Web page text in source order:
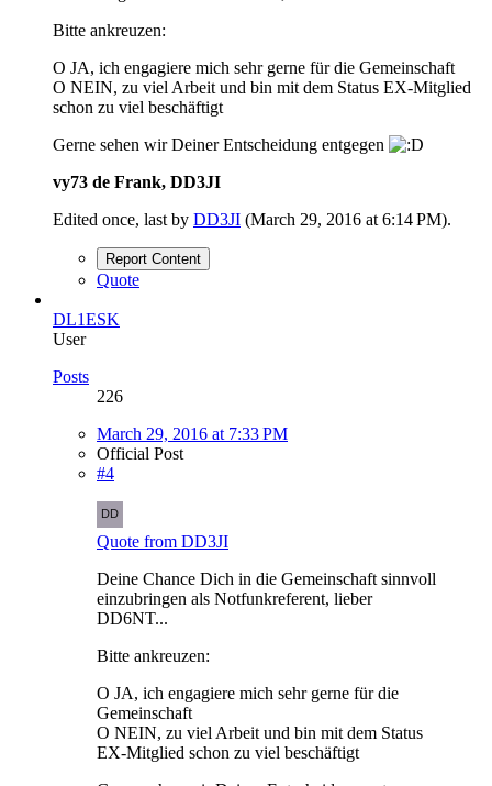
Bitte ankreuzen:
O JA, ich engagiere mich sehr gerne für die Gemeinschaft
O NEIN, zu viel Arbeit und bin mit dem Status EX-Mitglied
schon zu viel beschäftigt
Gerne sehen wir Deiner Entscheidung entgegen
vy73 de Frank, DD3JI
Edited once, last by DD3JI (March 29, 2016 at 6:14 PM).
Report Content
Quote
DL1ESK
User
Posts
226
March 29, 2016 at 7:33 PM
Official Post
#4
Quote from DD3JI
Deine Chance Dich in die Gemeinschaft sinnvoll
einzubringen als Notfunkreferent, lieber
DD6NT...
Bitte ankreuzen:
O JA, ich engagiere mich sehr gerne für die
Gemeinschaft
O NEIN, zu viel Arbeit und bin mit dem Status
EX-Mitglied schon zu viel beschäftigt